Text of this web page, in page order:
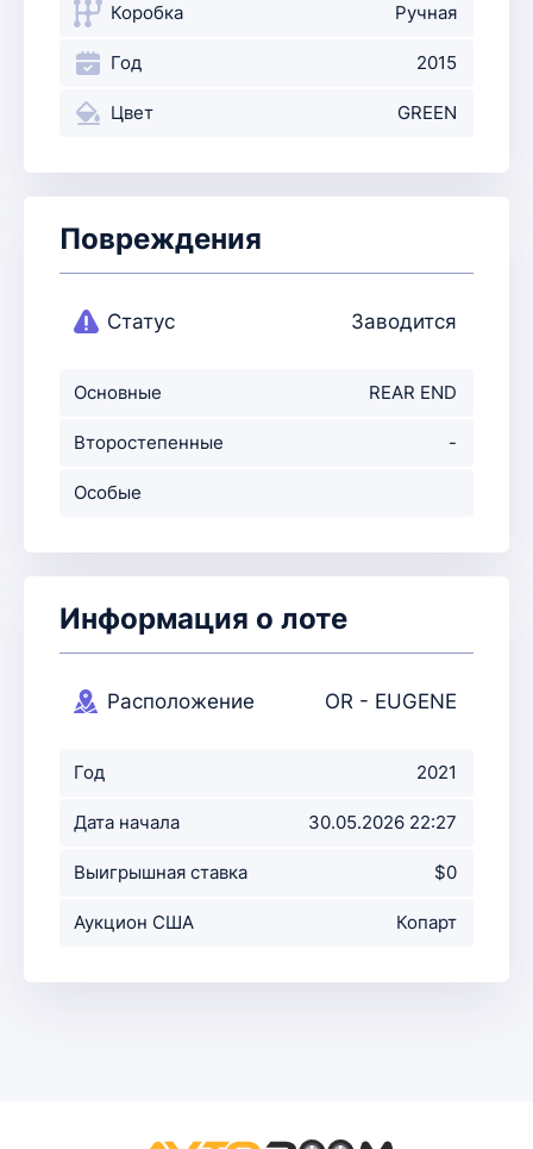
Коробка Ручная
Год 2015
Цвет GREEN
Повреждения
Статус Заводится
Основные
повреждения
REAR END
Второстепенные
повр-ния
-
Особые
Информация о лоте
Расположение
OR - EUGENE
Год 2021
Дата начала
аукциона
30.05.2026 22:27
Выигрышная ставка $0
Аукцион США Копарт